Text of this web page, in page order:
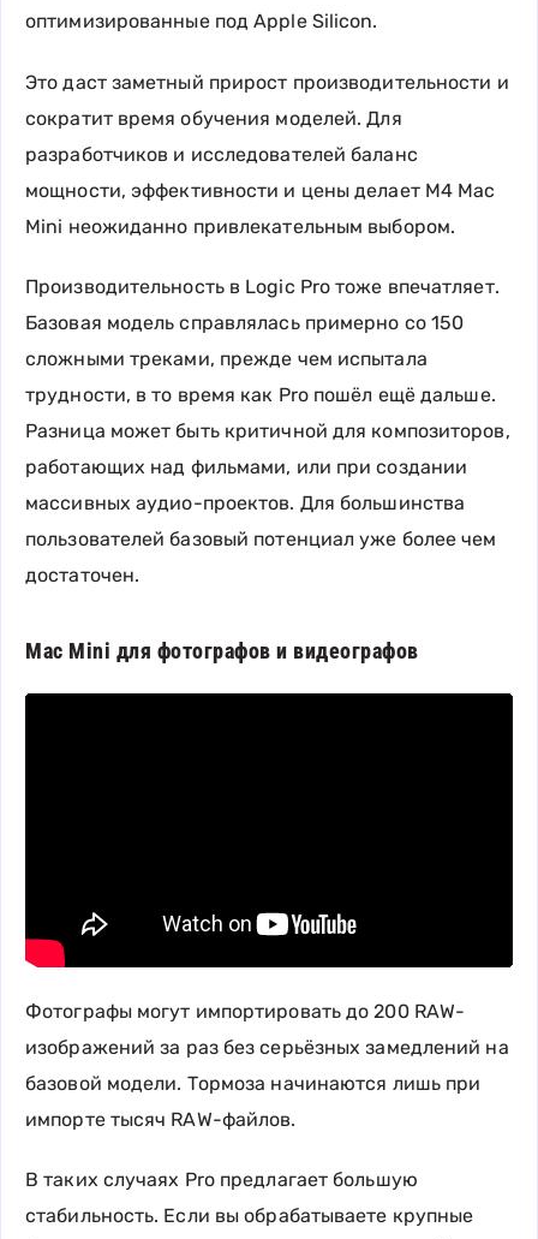
оптимизированные под Apple Silicon.
Это даст заметный прирост производительности и
сократит время обучения моделей. Для
разработчиков и исследователей баланс
мощности, эффективности и цены делает M4 Mac
Mini неожиданно привлекательным выбором.
Производительность в Logic Pro тоже впечатляет.
Базовая модель справлялась примерно со 150
сложными треками, прежде чем испытала
трудности, в то время как Pro пошёл ещё дальше.
Разница может быть критичной для композиторов,
работающих над фильмами, или при создании
массивных аудио-проектов. Для большинства
пользователей базовый потенциал уже более чем
достаточен.
Mac Mini для фотографов и видеографов
Фотографы могут импортировать до 200 RAW-
изображений за раз без серьёзных замедлений на
базовой модели. Тормоза начинаются лишь при
импорте тысяч RAW-файлов.
В таких случаях Pro предлагает большую
стабильность. Если вы обрабатываете крупные